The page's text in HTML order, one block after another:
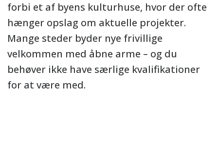
forbi et af byens kulturhuse, hvor der ofte
hænger opslag om aktuelle projekter.
Mange steder byder nye frivillige
velkommen med åbne arme – og du
behøver ikke have særlige kvalifikationer
for at være med.